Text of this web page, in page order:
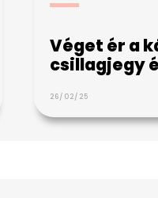
Véget ér a
csillagjegy
26/02/25